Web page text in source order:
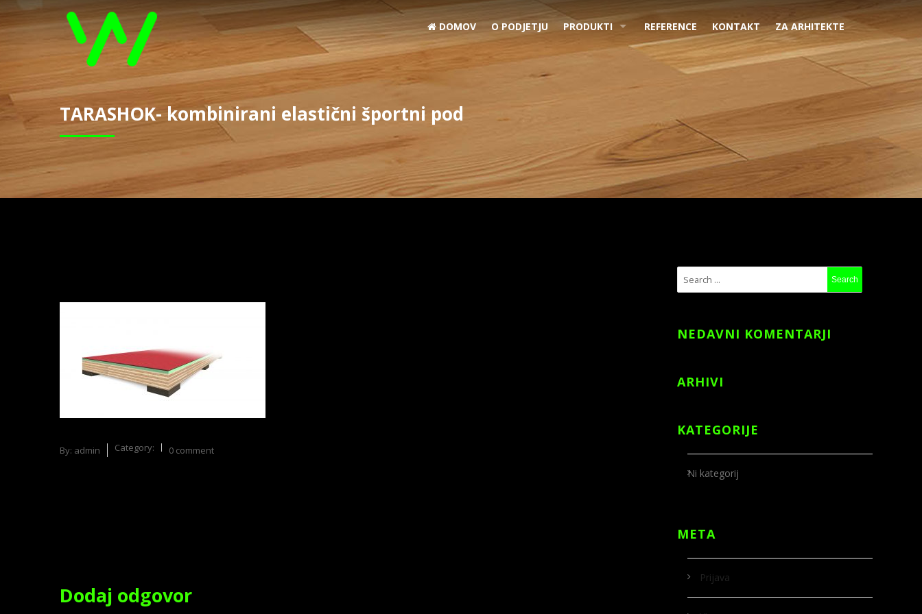
DOMOV O PODJETJU PRODUKTI REFERENCE KONTAKT ZA ARHITEKTE
TARASHOK- kombinirani elastični športni pod
By: admin Category: 0 comment
Dodaj odgovor
NEDAVNI KOMENTARJI
ARHIVI
KATEGORIJE
Ni kategorij
META
Prijava